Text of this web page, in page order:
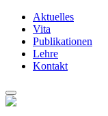
Aktuelles
Vita
Publikationen
Lehre
Kontakt
Zum